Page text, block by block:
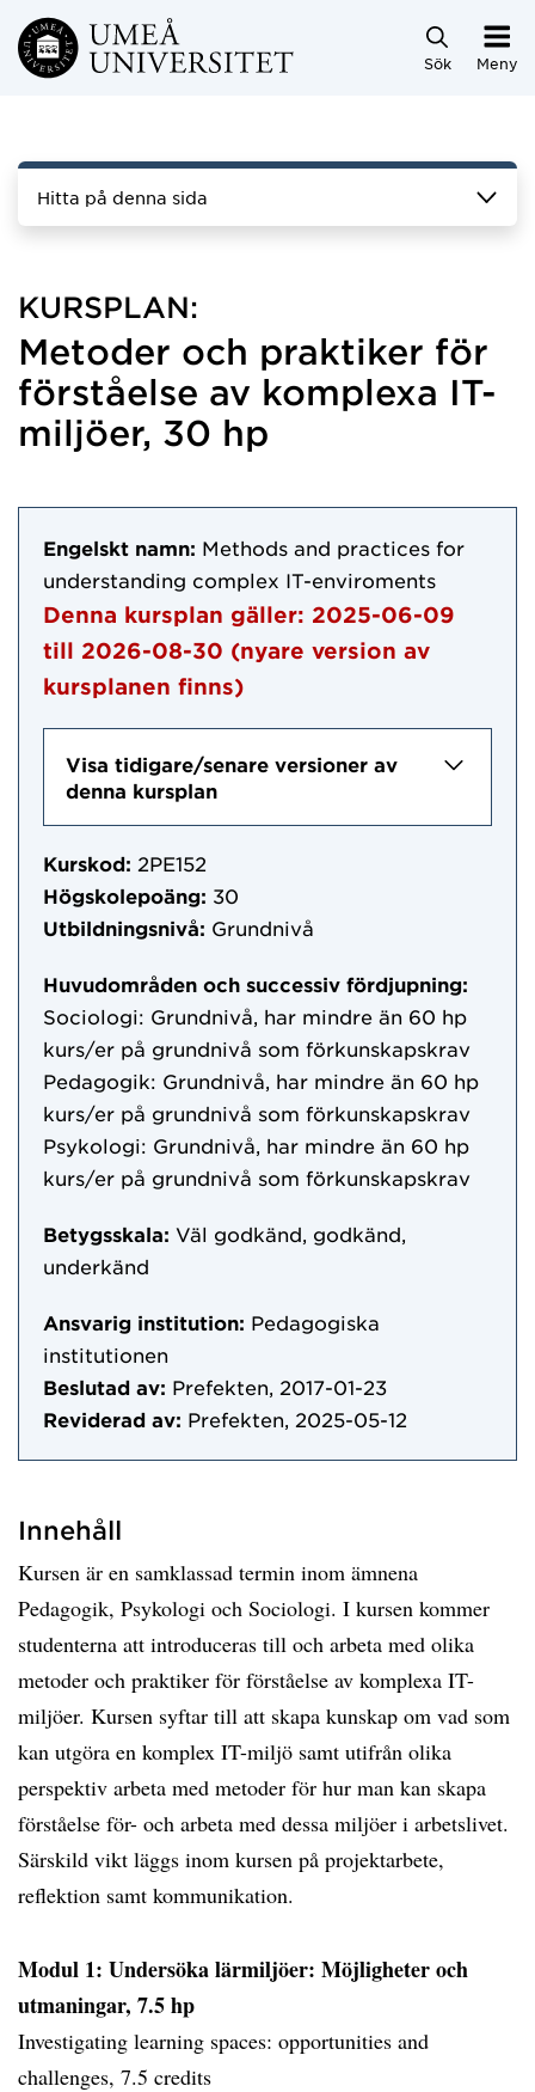
Hoppa direkt till innehållet
Sök Meny
Hitta på denna sida
KURSPLAN:
Metoder och praktiker för
förståelse av komplexa IT-
miljöer, 30 hp
Engelskt namn: Methods and practices for
understanding complex IT-enviroments
Denna kursplan gäller: 2025-06-09
till 2026-08-30 (nyare version av
kursplanen finns)
Visa tidigare/senare versioner av
denna kursplan
Kurskod: 2PE152
Högskolepoäng: 30
Utbildningsnivå: Grundnivå
Huvudområden och successiv fördjupning:
Sociologi: Grundnivå, har mindre än 60 hp
kurs/er på grundnivå som förkunskapskrav
Pedagogik: Grundnivå, har mindre än 60 hp
kurs/er på grundnivå som förkunskapskrav
Psykologi: Grundnivå, har mindre än 60 hp
kurs/er på grundnivå som förkunskapskrav
Betygsskala: Väl godkänd, godkänd,
underkänd
Ansvarig institution: Pedagogiska
institutionen
Beslutad av: Prefekten, 2017-01-23
Reviderad av: Prefekten, 2025-05-12
Innehåll
Kursen är en samklassad termin inom ämnena
Pedagogik, Psykologi och Sociologi. I kursen kommer
studenterna att introduceras till och arbeta med olika
metoder och praktiker för förståelse av komplexa IT-
miljöer. Kursen syftar till att skapa kunskap om vad som
kan utgöra en komplex IT-miljö samt utifrån olika
perspektiv arbeta med metoder för hur man kan skapa
förståelse för- och arbeta med dessa miljöer i arbetslivet.
Särskild vikt läggs inom kursen på projektarbete,
reflektion samt kommunikation.
Modul 1: Undersöka lärmiljöer: Möjligheter och
utmaningar, 7.5 hp
Investigating learning spaces: opportunities and
challenges, 7.5 credits